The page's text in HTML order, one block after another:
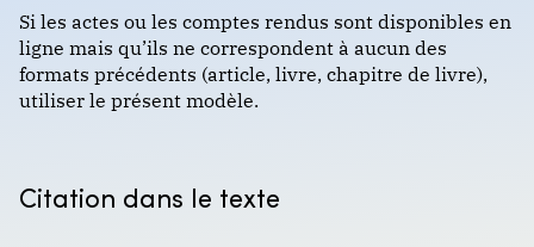
Si les actes ou les comptes rendus sont disponibles en
ligne mais qu’ils ne correspondent à aucun des
formats précédents (article, livre, chapitre de livre),
utiliser le présent modèle.
Citation dans le texte
Format : classique (notes de bas de page)
Journaux et revues
Livres
Publications gouvernementales ou
entrevue)
Communiqué de presse
Conférences et congrès en ligne
Échange avec un agent conversationnel (ChatGPT,